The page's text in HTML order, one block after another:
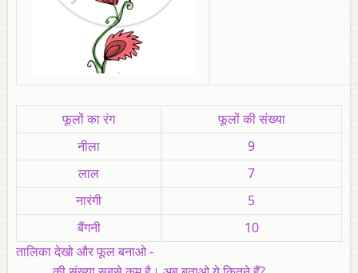
फूलों का रंग
फूलों की संख्या
नीला
9
लाल
7
नारंगी
5
बैंगनी
10
तालिका देखो और फूल बनाओ -